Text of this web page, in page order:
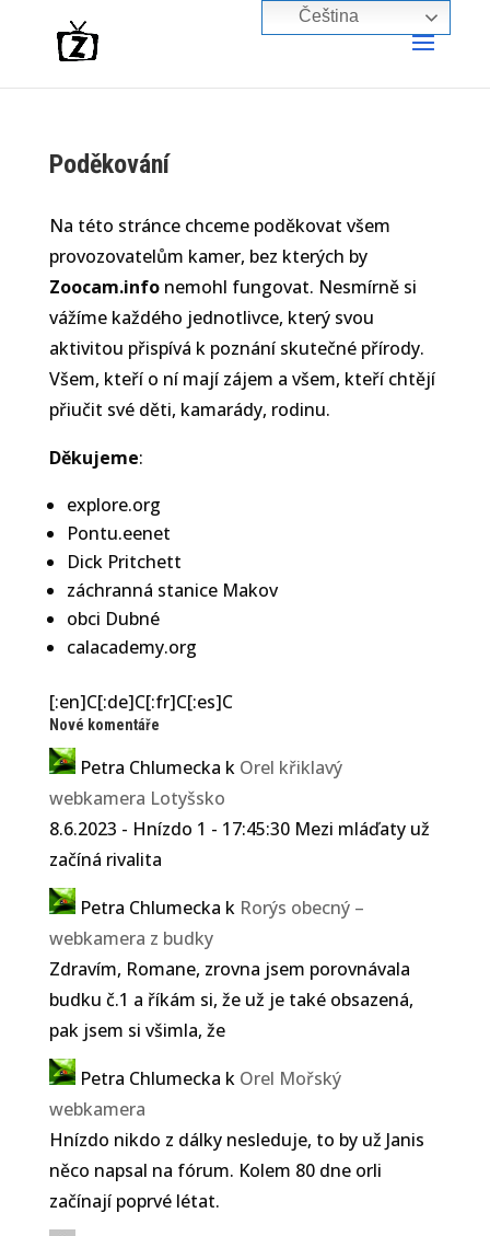
Poděkování
Na této stránce chceme poděkovat všem
provozovatelům kamer, bez kterých by
Zoocam.infonemohl fungovat. Nesmírně si
vážíme každého jednotlivce, který svou
aktivitou přispívá k poznání skutečné přírody.
Všem, kteří o ní mají zájem a všem, kteří chtějí
přiučit své děti, kamarády, rodinu.
Děkujeme:
explore.org
Pontu.eenet
Dick Pritchett
záchranná stanice Makov
obci Dubné
calacademy.org
[:en]C[:de]C[:fr]C[:es]C
Nové komentáře
Petra Chlumecka k Orel křiklavý
webkamera Lotyšsko
8.6.2023 - Hnízdo 1 - 17:45:30 Mezi mláďaty už
začíná rivalita
Petra Chlumecka k Rorýs obecný –
webkamera z budky
Zdravím, Romane, zrovna jsem porovnávala
budku č.1 a říkám si, že už je také obsazená,
pak jsem si všimla, že
Petra Chlumecka k Orel Mořský
webkamera
Hnízdo nikdo z dálky nesleduje, to by už Janis
něco napsal na fórum. Kolem 80 dne orli
začínají poprvé létat.
Čeština‎